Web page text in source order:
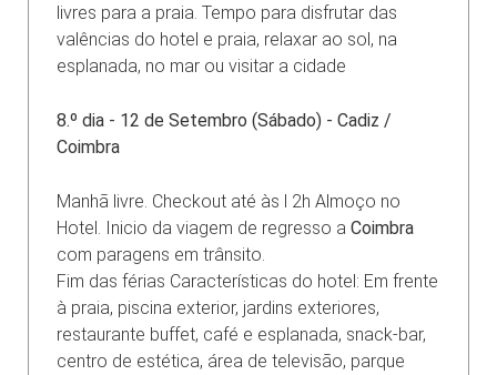
livres para a praia. Tempo para disfrutar das
valências do hotel e praia, relaxar ao sol, na
esplanada, no mar ou visitar a cidade
8.º dia - 12 de Setembro (Sábado) - Cadiz /
Coimbra
Manhã livre. Checkout até às l 2h Almoço no
Hotel. Inicio da viagem de regresso a Coimbra
com paragens em trânsito.
Fim das férias Características do hotel: Em frente
à praia, piscina exterior, jardins exteriores,
restaurante buffet, café e esplanada, snack-bar,
centro de estética, área de televisão, parque